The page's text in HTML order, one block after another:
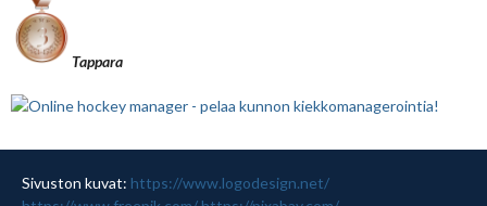
Tappara
Sivuston kuvat: https://www.logodesign.net/